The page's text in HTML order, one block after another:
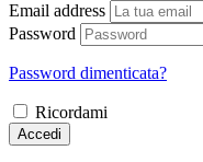
Email address
Password
Password dimenticata?
Ricordami
Accedi